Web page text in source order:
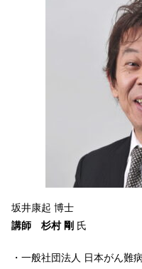
坂井康起 博士
講師 杉村 剛 氏
・一般社団法人 日本がん難